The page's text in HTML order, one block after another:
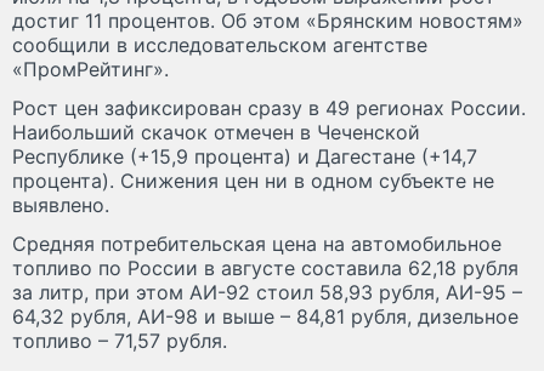
достиг 11 процентов. Об этом «Брянским новостям»
сообщили в исследовательском агентстве
«ПромРейтинг».
Рост цен зафиксирован сразу в 49 регионах России.
Наибольший скачок отмечен в Чеченской
Республике (+15,9 процента) и Дагестане (+14,7
процента). Снижения цен ни в одном субъекте не
выявлено.
Средняя потребительская цена на автомобильное
топливо по России в августе составила 62,18 рубля
за литр, при этом АИ-92 стоил 58,93 рубля, АИ-95 –
64,32 рубля, АИ-98 и выше – 84,81 рубля, дизельное
топливо – 71,57 рубля.